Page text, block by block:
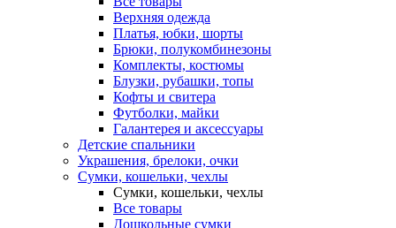
Верхняя одежда
Платья, юбки, шорты
Брюки, полукомбинезоны
Комплекты, костюмы
Блузки, рубашки, топы
Кофты и свитера
Футболки, майки
Галантерея и аксессуары
Детские спальники
Украшения, брелоки, очки
Сумки, кошельки, чехлы
Сумки, кошельки, чехлы
Все товары
Дошкольные сумки